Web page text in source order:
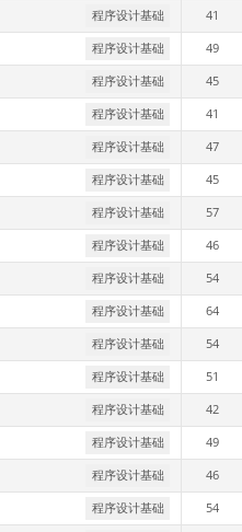
程序设计基础 41
程序设计基础 49
程序设计基础 45
程序设计基础 41
程序设计基础 47
程序设计基础 45
程序设计基础 57
程序设计基础 46
程序设计基础 54
程序设计基础 64
程序设计基础 54
程序设计基础 51
程序设计基础 42
程序设计基础 49
程序设计基础 46
程序设计基础 54